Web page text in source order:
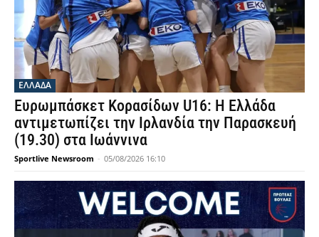
ΕΛΛΑΔΑ
Ευρωμπάσκετ Κορασίδων U16: Η Ελλάδα
αντιμετωπίζει την Ιρλανδία την Παρασκευή
(19.30) στα Ιωάννινα
Sportlive Newsroom - 05/08/2026 16:10